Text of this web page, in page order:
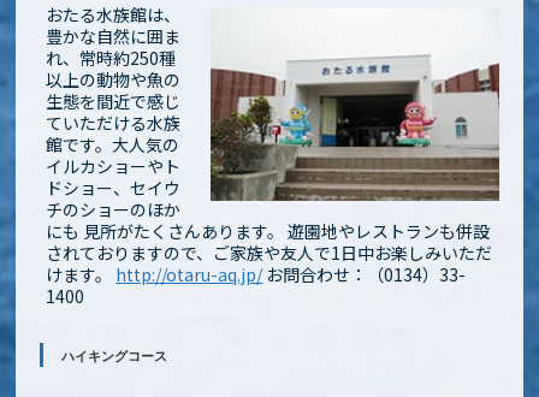
おたる水族館は、
豊かな自然に囲ま
れ、常時約250種
以上の動物や魚の
生態を間近で感じ
ていただける水族
館です。大人気の
イルカショーやト
ドショー、セイウ
チのショーのほか
にも 見所がたくさんあります。 遊園地やレストランも併設
されておりますので、ご家族や友人で1日中お楽しみいただ
けます。 http://otaru-aq.jp/お問合わせ：（0134）33-
1400
ハイキングコース